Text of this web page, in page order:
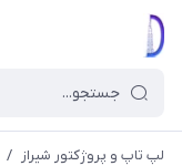
لپ تاپ و پروژکتور شیراز /